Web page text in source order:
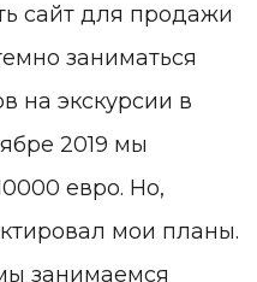
сайт для продажи
заниматься
на экскурсии в
2019 мы
евро. Но,
мои планы.
занимаемся